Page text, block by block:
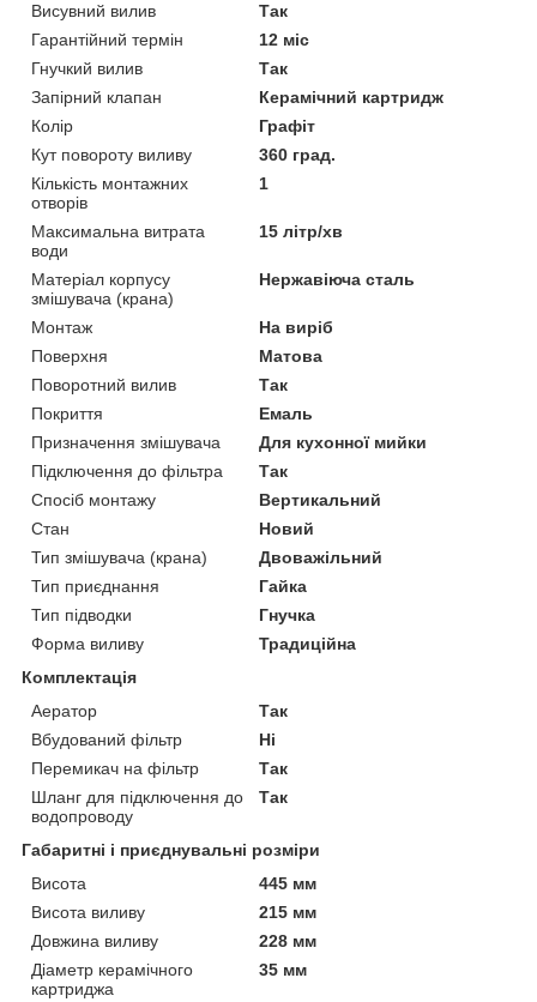
Висувний вилив
Так
Гарантійний термін
12 міс
Гнучкий вилив
Так
Запірний клапан
Керамічний картридж
Колір
Графіт
Кут повороту виливу
360 град.
Кількість монтажних
отворів
1
Максимальна витрата
води
15 літр/хв
Матеріал корпусу
змішувача (крана)
Нержавіюча сталь
Монтаж
На виріб
Поверхня
Матова
Поворотний вилив
Так
Покриття
Емаль
Призначення змішувача
Для кухонної мийки
Підключення до фільтра
Так
Спосіб монтажу
Вертикальний
Стан
Новий
Тип змішувача (крана)
Двоважільний
Тип приєднання
Гайка
Тип підводки
Гнучка
Форма виливу
Традиційна
Комплектація
Аератор
Так
Вбудований фільтр
Ні
Перемикач на фільтр
Так
Шланг для підключення до
водопроводу
Так
Габаритні і приєднувальні розміри
Висота
445 мм
Висота виливу
215 мм
Довжина виливу
228 мм
Діаметр керамічного
картриджа
35 мм